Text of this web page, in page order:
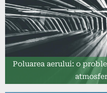
Poluarea aerului: o